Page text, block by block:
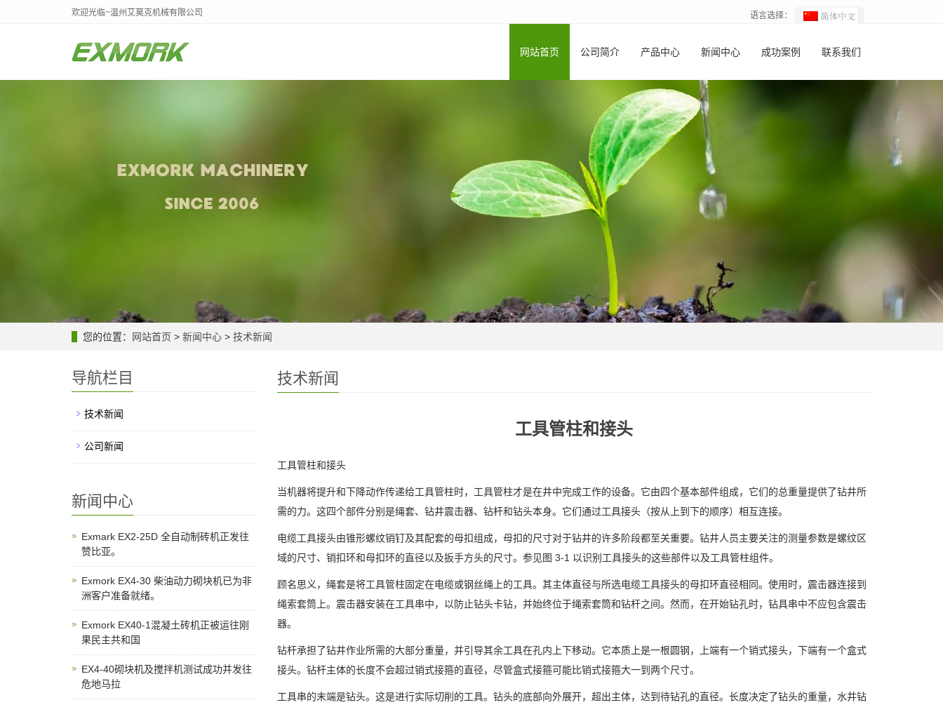
欢迎光临~温州艾莫克机械有限公司 语言选择：
网站首页 公司简介 产品中心 新闻中心 成功案例 联系我们
您的位置： 网站首页 > 新闻中心 > 技术新闻
技术新闻
工具管柱和接头
工具管柱和接头
当机器将提升和下降动作传递给工具管柱时，工具管柱才是在井中完成工作的设备。它由四个基本部件组成，它们的总重量提供了钻井所
需的力。这四个部件分别是绳套、钻井震击器、钻杆和钻头本身。它们通过工具接头（按从上到下的顺序）相互连接。
电缆工具接头由锥形螺纹销钉及其配套的母扣组成，母扣的尺寸对于钻井的许多阶段都至关重要。钻井人员主要关注的测量参数是螺纹区
域的尺寸、销扣环和母扣环的直径以及扳手方头的尺寸。参见图 3-1 以识别工具接头的这些部件以及工具管柱组件。
顾名思义，绳套是将工具管柱固定在电缆或钢丝绳上的工具。其主体直径与所选电缆工具接头的母扣环直径相同。使用时，震击器连接到
绳索套筒上。震击器安装在工具串中，以防止钻头卡钻，并始终位于绳索套筒和钻杆之间。然而，在开始钻孔时，钻具串中不应包含震击
器。
钻杆承担了钻井作业所需的大部分重量，并引导其余工具在孔内上下移动。它本质上是一根圆钢，上端有一个销式接头，下端有一个盒式
接头。钻杆主体的长度不会超过销式接箍的直径，尽管盒式接箍可能比销式接箍大一到两个尺寸。
工具串的末端是钻头。这是进行实际切削的工具。钻头的底部向外展开，超出主体，达到待钻孔的直径。长度决定了钻头的重量，水井钻
导航栏目
技术新闻
公司新闻
新闻中心
Exmark EX2-25D 全自动制砖机正发往
赞比亚。
Exmork EX4-30 柴油动力砌块机已为非
洲客户准备就绪。
Exmork EX40-1混凝土砖机正被运往刚
果民主共和国
EX4-40砌块机及搅拌机测试成功并发往
危地马拉